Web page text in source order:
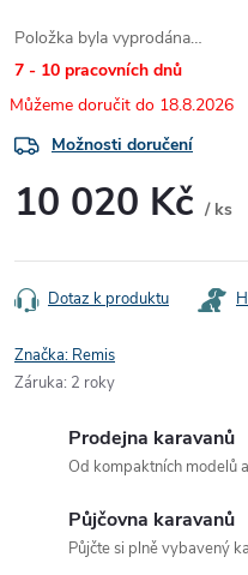
Položka byla vyprodána…
7 - 10 pracovních dnů
18.8.2026
Možnosti doručení
10 020 Kč / ks
cena:
Dotaz k produktu
Značka: Remis
Záruka: 2 roky
Prodejna karavanů
Od kompaktních modelů
Půjčovna karavanů
Půjčte si plně vybavený